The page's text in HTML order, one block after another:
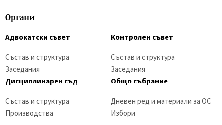
Органи
Адвокатски съвет
Състав и структура
Заседания
Контролен съвет
Състав и структура
Заседания
Дисциплинарен съд
Състав и структура
Производства
Общо събрание
Дневен ред и материали за ОС
Избори